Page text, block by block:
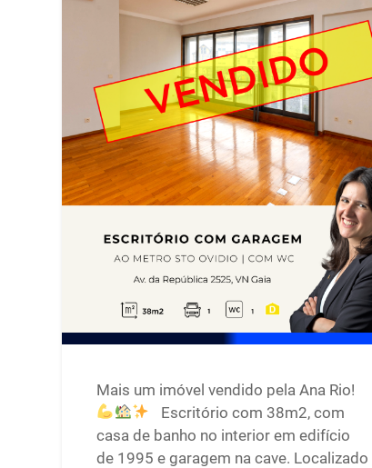
Mais um imóvel vendido pela Ana Rio!
Escritório com 38m2, com
casa de banho no interior em edifício
de 1995 e garagem na cave. Localizado